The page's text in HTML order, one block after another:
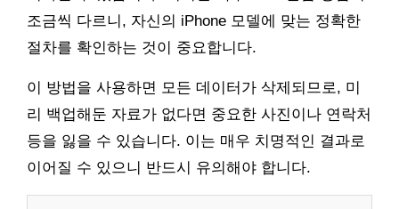
조금씩 다르니, 자신의 iPhone 모델에 맞는 정확한
절차를 확인하는 것이 중요합니다.
이 방법을 사용하면 모든 데이터가 삭제되므로, 미
리 백업해둔 자료가 없다면 중요한 사진이나 연락처
등을 잃을 수 있습니다. 이는 매우 치명적인 결과로
이어질 수 있으니 반드시 유의해야 합니다.